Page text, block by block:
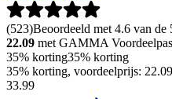
(523)Beoordeeld met 4.6 van
22.09 met GAMMA Voordeelpas
35% korting35% korting
35% korting, voordeelprijs:
33.99